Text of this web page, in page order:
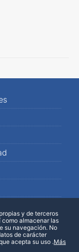
y de terceros
almacenar las
su navegación. No
de carácter
acepta su uso .Más